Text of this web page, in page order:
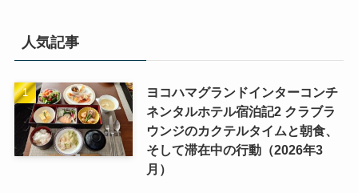
人気記事
ヨコハマグランドインターコンチ
ネンタルホテル宿泊記2 クラブラ
ウンジのカクテルタイムと朝食、
そして滞在中の行動（2026年3
月）